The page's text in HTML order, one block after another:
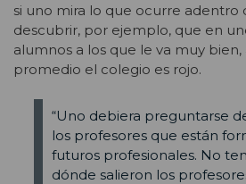
si uno mira lo que ocurre adentro
descubrir, por ejemplo, que en
alumnos a los que le va muy
promedio el colegio es rojo.
“Uno debiera preguntarse
los profesores que están
futuros profesionales. No
dónde salieron los